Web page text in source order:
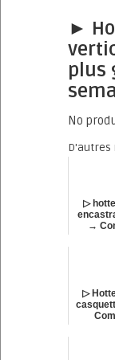
►
plus
No
D'autres
▷
→
▷